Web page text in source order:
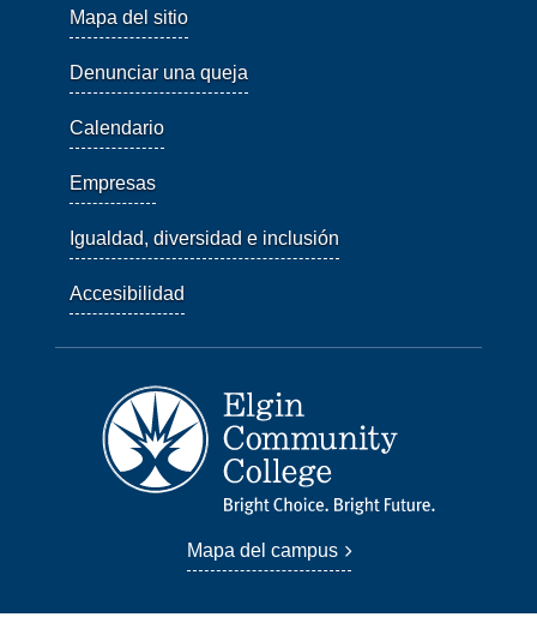
Mapa del sitio
Denunciar una queja
Calendario
Empresas
Igualdad, diversidad e inclusión
Accesibilidad
Mapa del campus